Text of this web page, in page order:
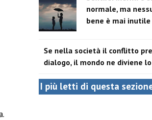
normale, ma
bene è mai inutile
Se nella società il conflitto
dialogo, il mondo ne diviene
I più letti di questa